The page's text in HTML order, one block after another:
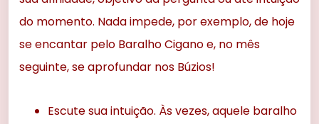
do momento. Nada impede, por exemplo, de hoje
se encantar pelo Baralho Cigano e, no mês
seguinte, se aprofundar nos Búzios!
Escute sua intuição. Às vezes, aquele baralho